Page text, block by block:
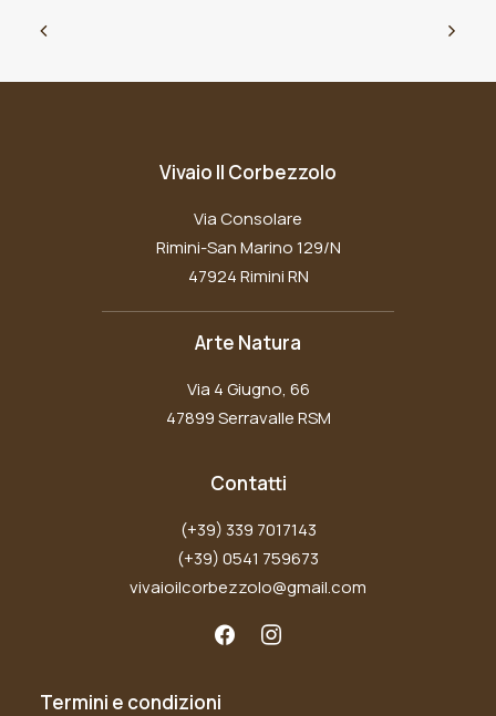
Vivaio Il Corbezzolo
Via Consolare
Rimini-San Marino 129/N
47924 Rimini RN
Arte Natura
Via 4 Giugno, 66
47899 Serravalle RSM
Contatti
(+39) 339 7017143
(+39) 0541 759673
vivaioilcorbezzolo@gmail.com
Termini e condizioni